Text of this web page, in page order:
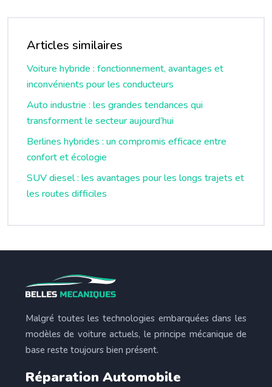
Articles similaires
Voiture hybride : fonctionnement, avantages et
inconvénients pour les conducteurs
Auto industrie : les grandes tendances qui
transforment le secteur aujourd’hui
Berlines hybrides : un compromis efficace entre
confort et écologie
SUV diesel : les avantages pour les longs trajets et
les routes difficiles
Malgré toutes les technologies embarquées dans les
modèles de voiture actuels, le principe mécanique de
base reste toujours bien présent.
Réparation Automobile